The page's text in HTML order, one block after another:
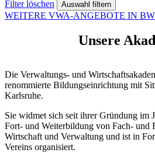
Filter löschen
WEITERE VWA-ANGEBOTE IN BW
Unsere
Die Verwaltungs- und
renommierte Bildungseinrichtung mit
Karlsruhe.
Sie widmet sich seit ihrer Gründung im
Fort- und Weiterbildung von Fach- und
Wirtschaft und Verwaltung und ist in
Vereins organisiert.